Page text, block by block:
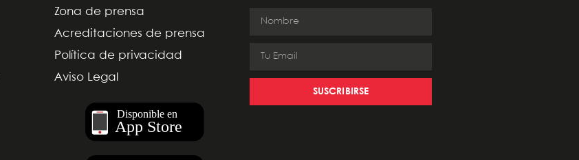
Zona de prensa
Acreditaciones de prensa
Política de privacidad
Aviso Legal
SUSCRIBIRSE